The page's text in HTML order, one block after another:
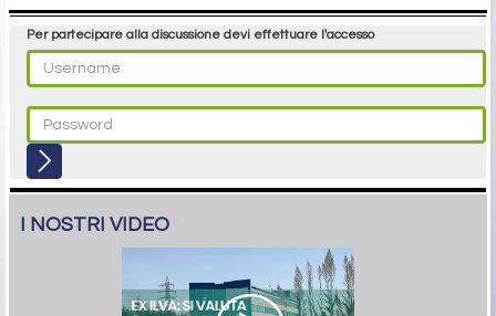
Per partecipare alla discussione devi effettuare l'accesso
I NOSTRI VIDEO